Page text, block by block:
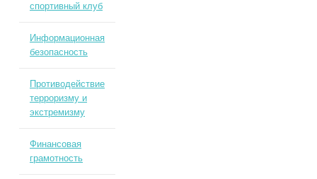
спортивный клуб
Информационная
безопасность
Противодействие
терроризму и
экстремизму
Финансовая
грамотность